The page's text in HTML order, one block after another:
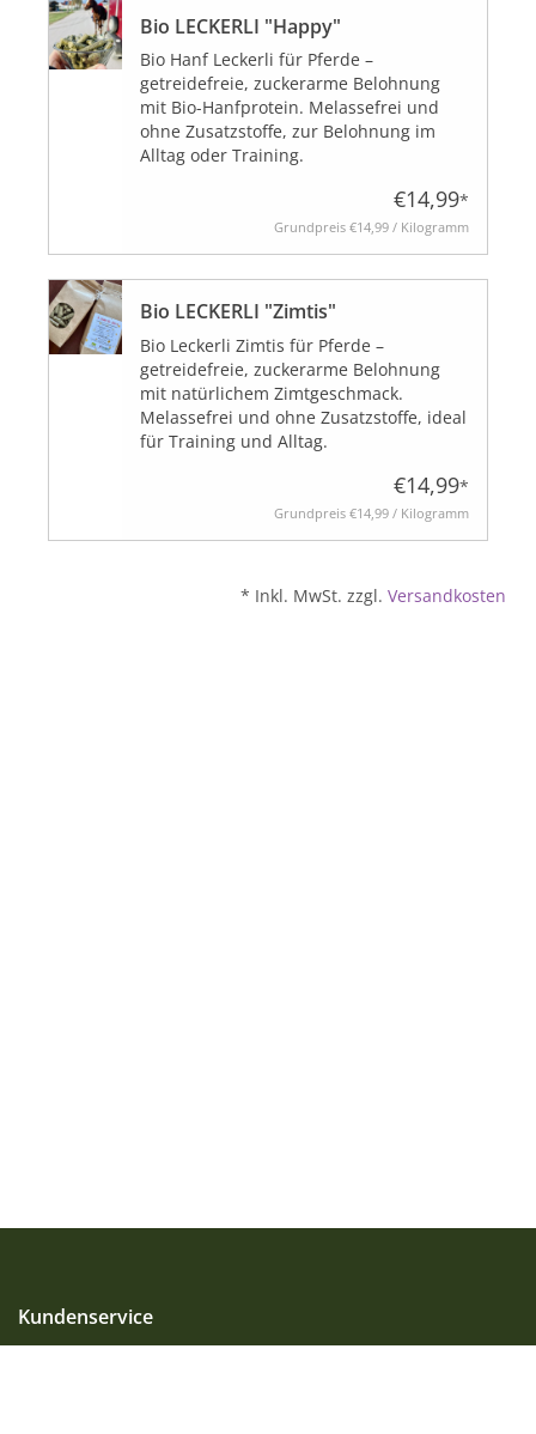
Biozertifiziert
Bio LECKERLI "Happy"
Bio Hanf Leckerli für Pferde –
getreidefreie, zuckerarme Belohnung
mit Bio-Hanfprotein. Melassefrei und
ohne Zusatzstoffe, zur Belohnung im
Alltag oder Training.
€14,99*
Grundpreis €14,99 / Kilogramm
Bio LECKERLI "Zimtis"
Bio Leckerli Zimtis für Pferde –
getreidefreie, zuckerarme Belohnung
mit natürlichem Zimtgeschmack.
Melassefrei und ohne Zusatzstoffe, ideal
für Training und Alltag.
€14,99*
Grundpreis €14,99 / Kilogramm
* Inkl. MwSt. zzgl. Versandkosten
Kundenservice